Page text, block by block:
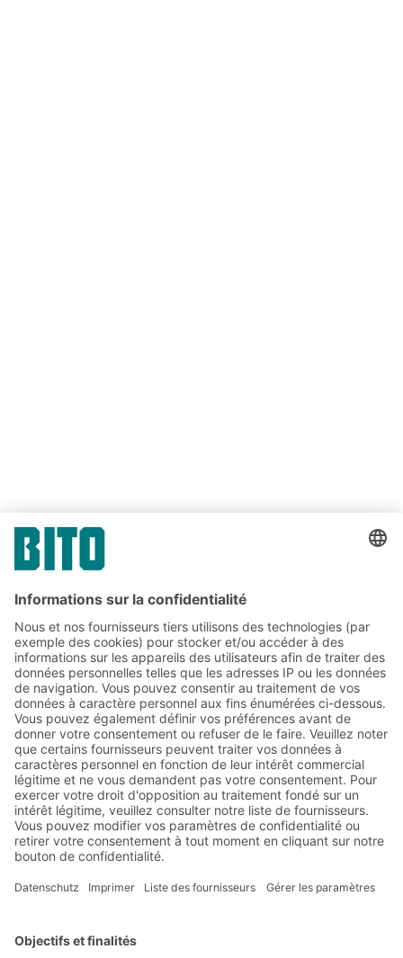
PARTAGER
Abonnez-vous à la lettre
d'information de BITO :
Actualités de l'entrepôt et de
la logistique
Réductions exclusives
Innovations
S'inscrire à la newsletter
Solutions BITO